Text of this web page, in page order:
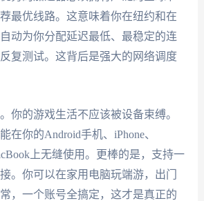
最优线路。这意味着你在纽约和在
动为你分配延迟最低、最稳定的连
复测试。这背后是强大的网络调度
你的游戏生活不应该被设备束缚。
在你的Android手机、iPhone、
上无缝使用。更棒的是，支持一
。你可以在家用电脑玩端游，出门
，一个账号全搞定，这才是真正的